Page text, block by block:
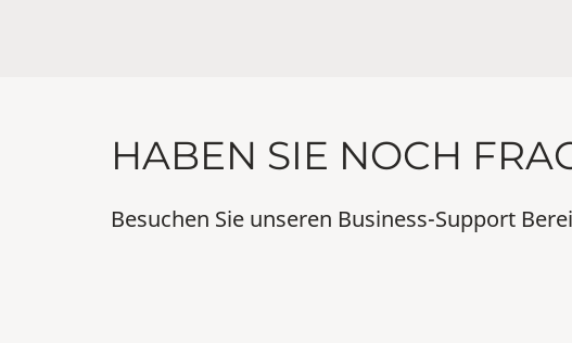
HABEN SIE NOCH
Besuchen Sie unseren Business-Support